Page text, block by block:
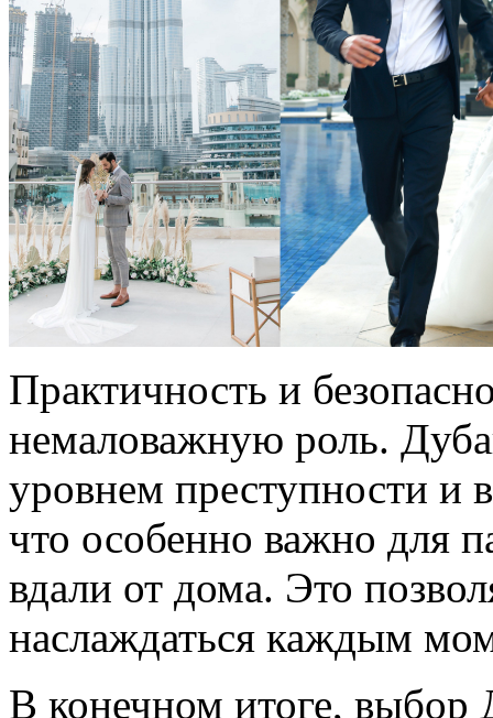
Практичность и
немаловажную роль.
уровнем преступности и
что особенно важно для
вдали от дома. Это
наслаждаться каждым
В конечном итоге, выбор